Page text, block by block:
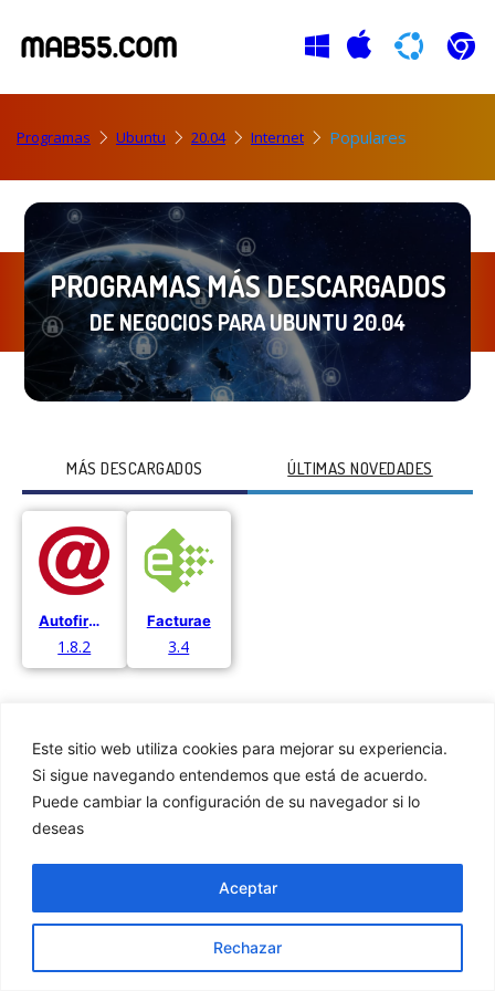
Este sitio web utiliza cookies para mejorar su experiencia.
Si sigue navegando entendemos que está de acuerdo.
Puede cambiar la configuración de su navegador si lo
deseas
Rechazar
Aceptar
Programas Ubuntu 20.04 Internet Populares
PROGRAMAS MÁS DESCARGADOS
DE NEGOCIOS PARA UBUNTU 20.04
MÁS DESCARGADOS ÚLTIMAS NOVEDADES
Autofirma
1.8.2
Facturae
3.4